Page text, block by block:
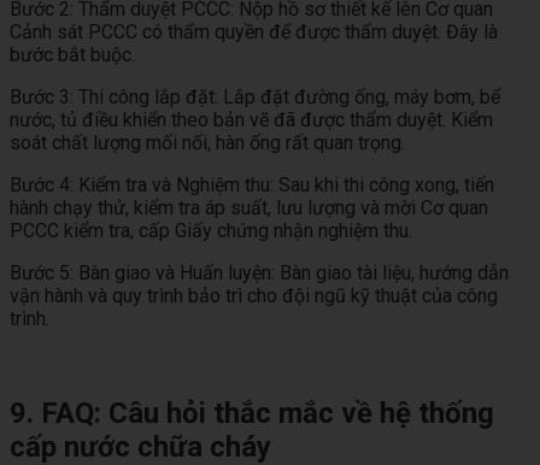
Bước 2: Thẩm duyệt PCCC: Nộp hồ sơ thiết kế lên Cơ quan
Cảnh sát PCCC có thẩm quyền để được thẩm duyệt. Đây là
bước bắt buộc.
Bước 3: Thi công lắp đặt: Lắp đặt đường ống, máy bơm, bể
nước, tủ điều khiển theo bản vẽ đã được thẩm duyệt. Kiểm
soát chất lượng mối nối, hàn ống rất quan trọng.
Bước 4: Kiểm tra và Nghiệm thu: Sau khi thi công xong, tiến
hành chạy thử, kiểm tra áp suất, lưu lượng và mời Cơ quan
PCCC kiểm tra, cấp Giấy chứng nhận nghiệm thu.
Bước 5: Bàn giao và Huấn luyện: Bàn giao tài liệu, hướng dẫn
vận hành và quy trình bảo trì cho đội ngũ kỹ thuật của công
trình.
9. FAQ: Câu hỏi thắc mắc về hệ thống
cấp nước chữa cháy